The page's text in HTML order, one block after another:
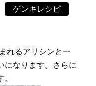
ゲンキレシピ
れるアリシンと一
になります。さらに